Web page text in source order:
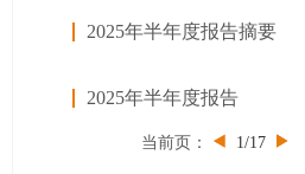
2025年半年度报告摘要
2025年半年度报告
当前页： 1/17